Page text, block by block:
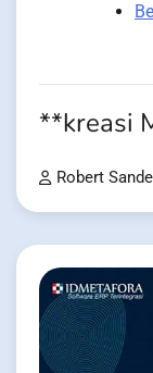
**kreasi
Robert